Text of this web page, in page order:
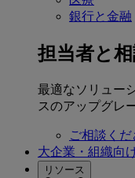
銀行と金融
担当者と
最適なソリュー
スのアップグレ
ご相談くだ
大企業・組織向
リソース